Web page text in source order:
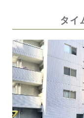
タイ